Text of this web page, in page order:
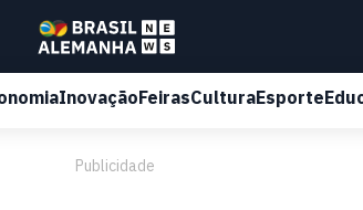
InovaçãoFeirasCulturaEsporte
Publicidade